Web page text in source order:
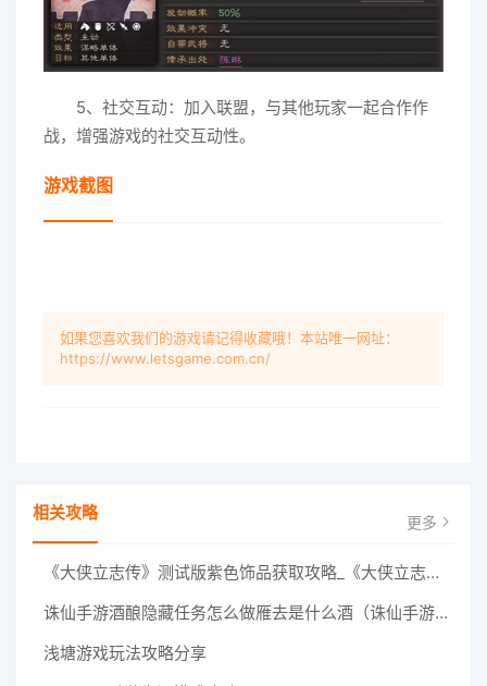
5、社交互动：加入联盟，与其他玩家一起合作作
战，增强游戏的社交互动性。
游戏截图
如果您喜欢我们的游戏请记得收藏哦！本站唯一网址：
https://www.letsgame.com.cn/
相关攻略 更多
《大侠立志传》测试版紫色饰品获取攻略_《大侠立志传》测试版紫色饰品获取方法
诛仙手游酒酿隐藏任务怎么做雁去是什么酒（诛仙手游酒酿隐藏任务怎么做）
浅塘游戏玩法攻略分享